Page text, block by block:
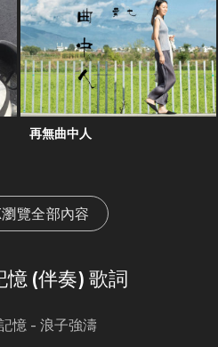
再無曲中人
覽全部內容
憶 (伴奏) 歌詞
憶 - 浪子強濤